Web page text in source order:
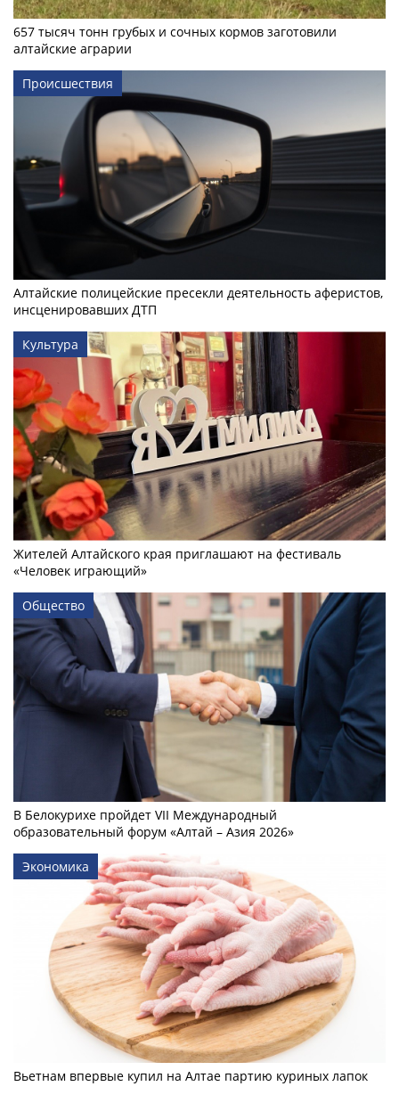
657 тысяч тонн грубых и сочных кормов заготовили
алтайские аграрии
Происшествия
Алтайские полицейские пресекли деятельность аферистов,
инсценировавших ДТП
Культура
Жителей Алтайского края приглашают на фестиваль
«Человек играющий»
Общество
В Белокурихе пройдет VII Международный
образовательный форум «Алтай – Азия 2026»
Экономика
Вьетнам впервые купил на Алтае партию куриных лапок